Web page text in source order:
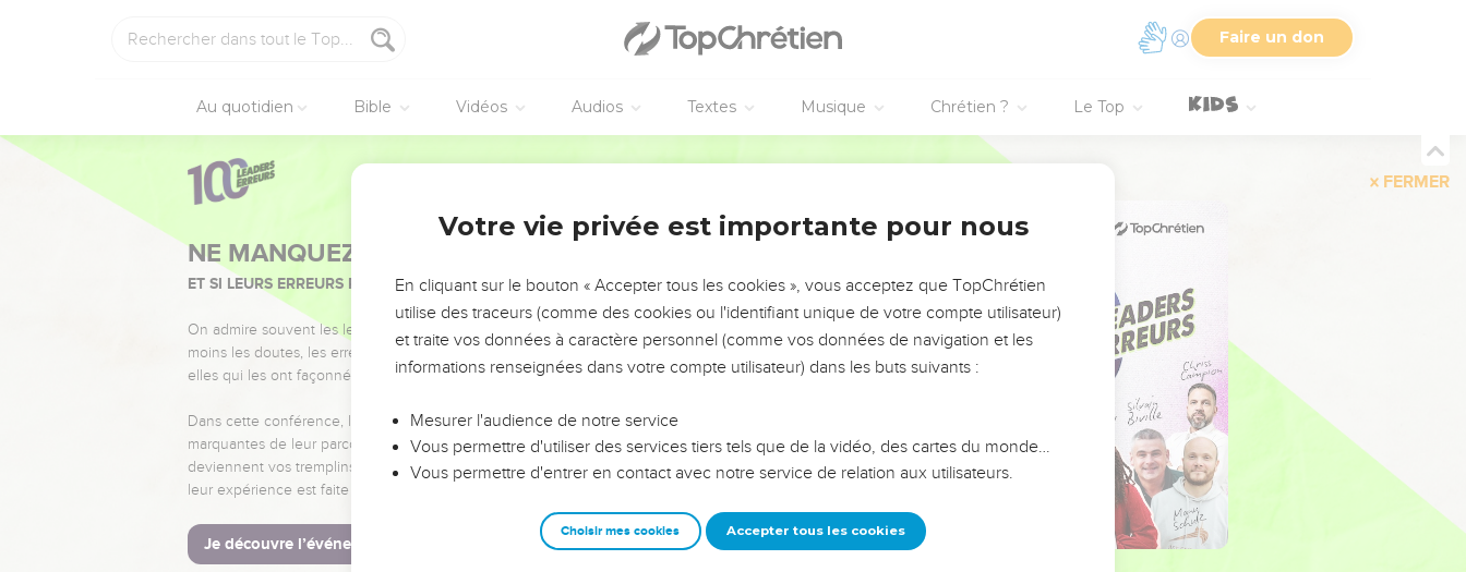
Faire un don
Au quotidien Bible Vidéos Audios Textes Musique Chrétien ? Le Top
FERMER
NE MANQUEZ PAS L’ÉVÉNEMENT DE L’ANNÉE !
ET SI LEURS ERREURS POUVAIENT VOUS ÉVITER LES VOTRES ?
On admire souvent les leaders pour leurs réussites, leur impact, leur foi ou leur vision. Mais on voit
moins les doutes, les erreurs et les saisons difficiles qu'ils ont traversés, alors même que ce sont
elles qui les ont façonnés.
Dans cette conférence, leaders, entrepreneurs, et responsables reviennent sur les erreurs
marquantes de leur parcours et les clés pour avancer avec plus de sagesse afin que leurs erreurs
deviennent vos tremplins. Que vous guidiez un ministère, une équipe, un groupe ou une famille,
leur expérience est faite pour vous.
Je découvre l’événement
Votre vie privée est importante pour nous
En cliquant sur le bouton « Accepter tous les cookies », vous acceptez que TopChrétien
utilise des traceurs (comme des cookies ou l'identifiant unique de votre compte utilisateur)
et traite vos données à caractère personnel (comme vos données de navigation et les
informations renseignées dans votre compte utilisateur) dans les buts suivants :
Mesurer l'audience de notre service
Vous permettre d'utiliser des services tiers tels que de la vidéo, des cartes du monde…
Vous permettre d'entrer en contact avec notre service de relation aux utilisateurs.
Choisir mes cookies Accepter tous les cookies